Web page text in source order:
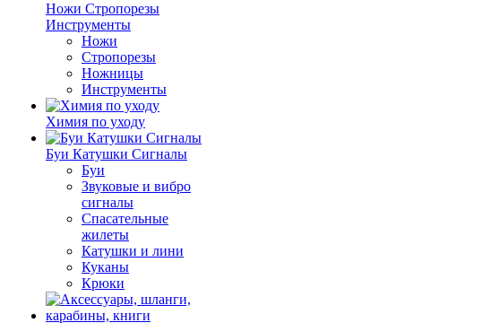
Ножи Стропорезы
Инструменты
Ножи
Стропорезы
Ножницы
Инструменты
Химия по уходу
Буи Катушки Сигналы
Буи
Звуковые и вибро
сигналы
Спасательные
жилеты
Катушки и лини
Куканы
Крюки